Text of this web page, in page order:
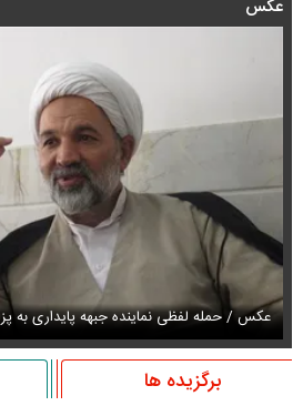
عکس
عکس / حمله لفظی نماینده جبهه پایداری به
برگزیده ها